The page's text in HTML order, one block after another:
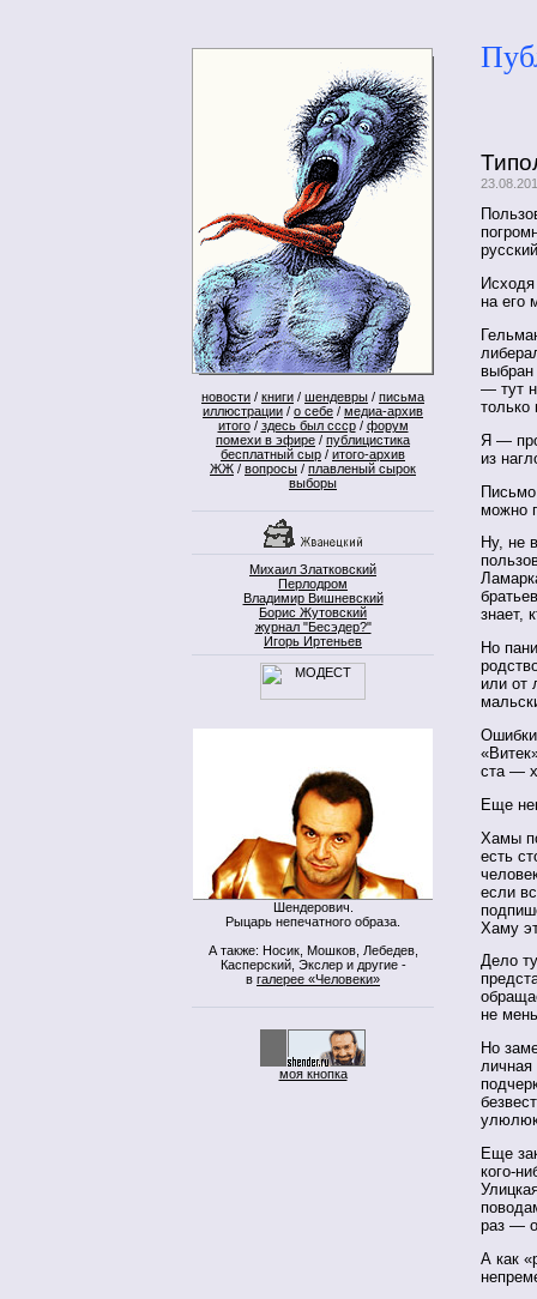
новости / книги / шендевры / письма
иллюстрации / о себе / медиа-архив
итого/ здесь был ссср/ форум
помехи в эфире / публицистика
бесплатный сыр / итого-архив
ЖЖ / вопросы / плавленый сырок
выборы
Михаил Златковский
Перлодром
Владимир Вишневский
Борис Жутовский
журнал "Бесэдер?"
Игорь Иртеньев
Шендерович.
Рыцарь непечатного образа.
А также: Носик, Мошков, Лебедев,
Касперский, Экслер и другие -
в галерее «Человеки»
моя кнопка
на его
— тут
только
Я —
из
можно
Ну, не
знает,
Но
или от
ста —
Еще
Хамы
есть
если
Хаму
Дело
не
Но
личная
Еще
кого-
раз —
А как